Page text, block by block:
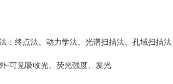
：终点法、动力学法、光谱扫描法、孔域扫描法
-可见吸收光、荧光强度、发光